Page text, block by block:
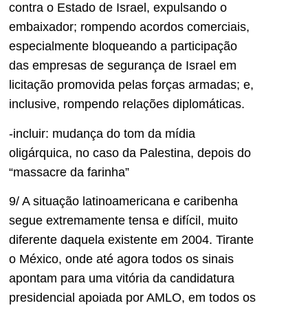
contra o Estado de Israel, expulsando o
embaixador; rompendo acordos comerciais,
especialmente bloqueando a participação
das empresas de segurança de Israel em
licitação promovida pelas forças armadas; e,
inclusive, rompendo relações diplomáticas.
-incluir: mudança do tom da mídia
oligárquica, no caso da Palestina, depois do
“massacre da farinha”
9/ A situação latinoamericana e caribenha
segue extremamente tensa e difícil, muito
diferente daquela existente em 2004. Tirante
o México, onde até agora todos os sinais
apontam para uma vitória da candidatura
presidencial apoiada por AMLO, em todos os